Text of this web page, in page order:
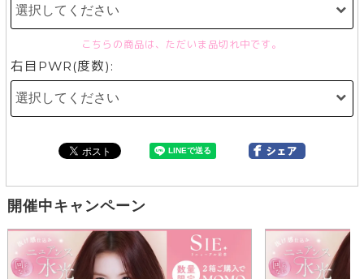
こちらの商品は、ただいま品切れ中です。
右目PWR(度数):
開催中キャンペーン